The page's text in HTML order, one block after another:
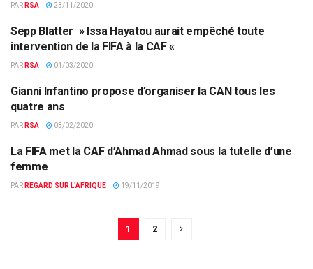
PAR RSA 23/11/2020
CAF
Sepp Blatter » Issa Hayatou aurait empêché toute
intervention de la FIFA à la CAF «
PAR RSA 01/03/2020
CAN
Gianni Infantino propose d’organiser la CAN tous les
quatre ans
PAR RSA 03/02/2020
CAF
La FIFA met la CAF d’Ahmad Ahmad sous la tutelle d’une
femme
PAR REGARD SUR L'AFRIQUE 19/11/2019
1 2